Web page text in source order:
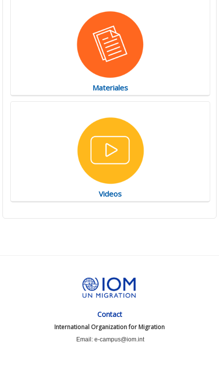
Materiales
Videos
Contact
International Organization for Migration
Email: e-campus@iom.int